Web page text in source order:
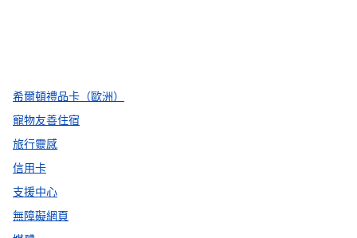
希爾頓禮品卡（歐洲）
寵物友善住宿
旅行靈感
信用卡
支援中心
無障礙網頁